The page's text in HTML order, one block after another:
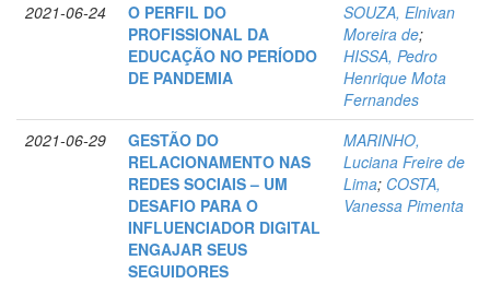
2021-06-24
O PERFIL DO
PROFISSIONAL DA
EDUCAÇÃO NO PERÍODO
DE PANDEMIA
SOUZA, Elnivan
Moreira de;
HISSA, Pedro
Henrique Mota
Fernandes
2021-06-29
GESTÃO DO
RELACIONAMENTO NAS
REDES SOCIAIS – UM
DESAFIO PARA O
INFLUENCIADOR DIGITAL
ENGAJAR SEUS
SEGUIDORES
MARINHO,
Luciana Freire de
Lima; COSTA,
Vanessa Pimenta